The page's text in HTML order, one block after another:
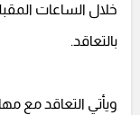
خلال الساعات
بالتعاقد.
ويأتي التعاقد مع